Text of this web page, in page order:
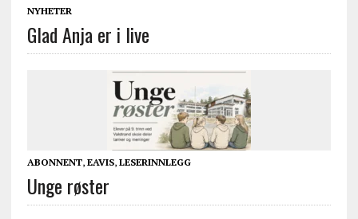
NYHETER
Glad Anja er i live
ABONNENT, EAVIS, LESERINNLEGG
Unge røster